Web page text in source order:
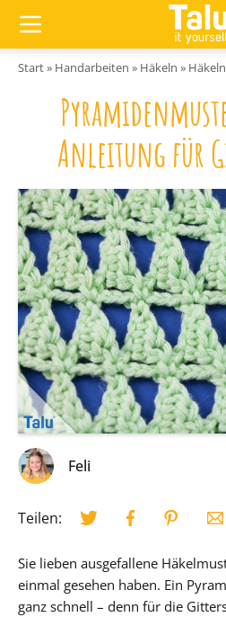
Start» Handarbeiten » Häkeln »
Anleitung für
Feli
Teilen:
Sie lieben ausgefallene
einmal gesehen haben. Ein
ganz schnell – denn für die